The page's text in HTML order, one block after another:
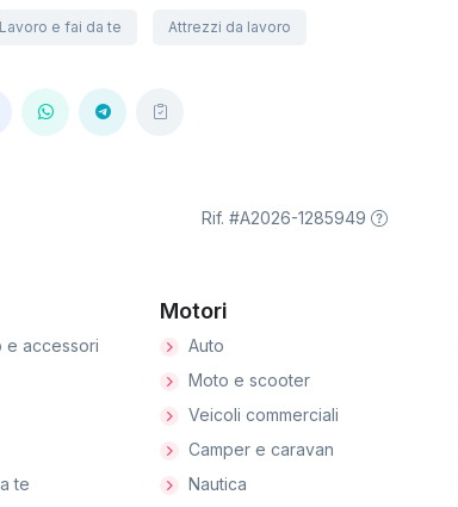
Lavoro e fai da te Attrezzi da lavoro
Rif. #A2026-1285949
e accessori
te
Motori
Auto
Moto e scooter
Veicoli commerciali
Camper e caravan
Nautica